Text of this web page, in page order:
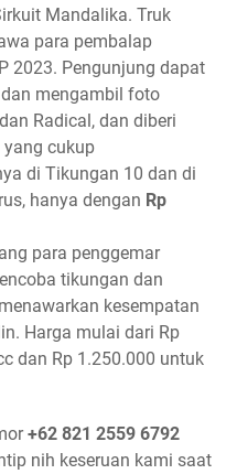
Mandalika. Truk
para pembalap
2023. Pengunjung dapat
dan mengambil foto
Radical, dan diberi
cukup
di Tikungan 10 dan di
hanya dengan Rp
para penggemar
tikungan dan
kesempatan
Harga mulai dari Rp
dan Rp 1.250.000 untuk
+62 821 2559 6792
nih keseruan kami saat